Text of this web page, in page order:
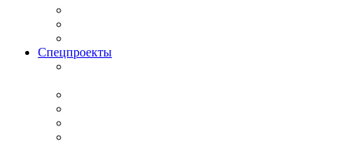
Спецпроекты